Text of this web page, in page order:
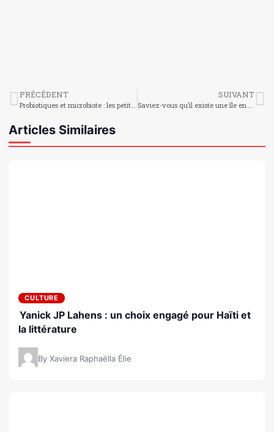
PRÉCÉDENT
Probiotiques et microbiote : les petits alliés invisibles de notre santé
SUIVANT
Saviez-vous qu’il existe une île en Europe qui change officiellement de nationalité deux fois par an sans qu’aucun coup de feu ne soit tiré ?
Articles Similaires
CULTURE
Yanick JP Lahens : un choix engagé pour Haïti et
la littérature
By Xaviera Raphaëlla Élie